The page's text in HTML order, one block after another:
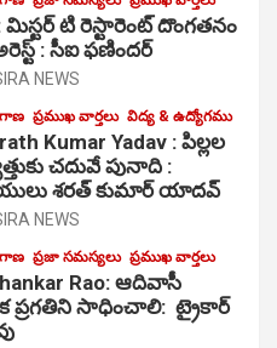
మిస్టర్ టి రెస్టారెంట్ దొంగతనం
: సీఐ ఫణిందర్
NEWS
ప్రముఖ వార్తలు విద్య & ఉద్యోగము
Kumar Yadav : పిల్లల
చదువే పునాది :
శరత్ కుమార్ యాదవ్
NEWS
ప్రజా సమస్యలు ప్రముఖ వార్తలు
Rao: ఆదివాసీ
ప్రగతిని సాధించాలి: ట్రైకార్